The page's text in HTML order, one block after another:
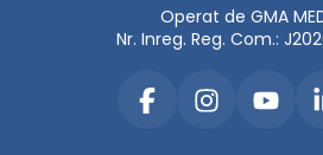
Operat de GMA
Nr. Inreg. Reg. Com.: